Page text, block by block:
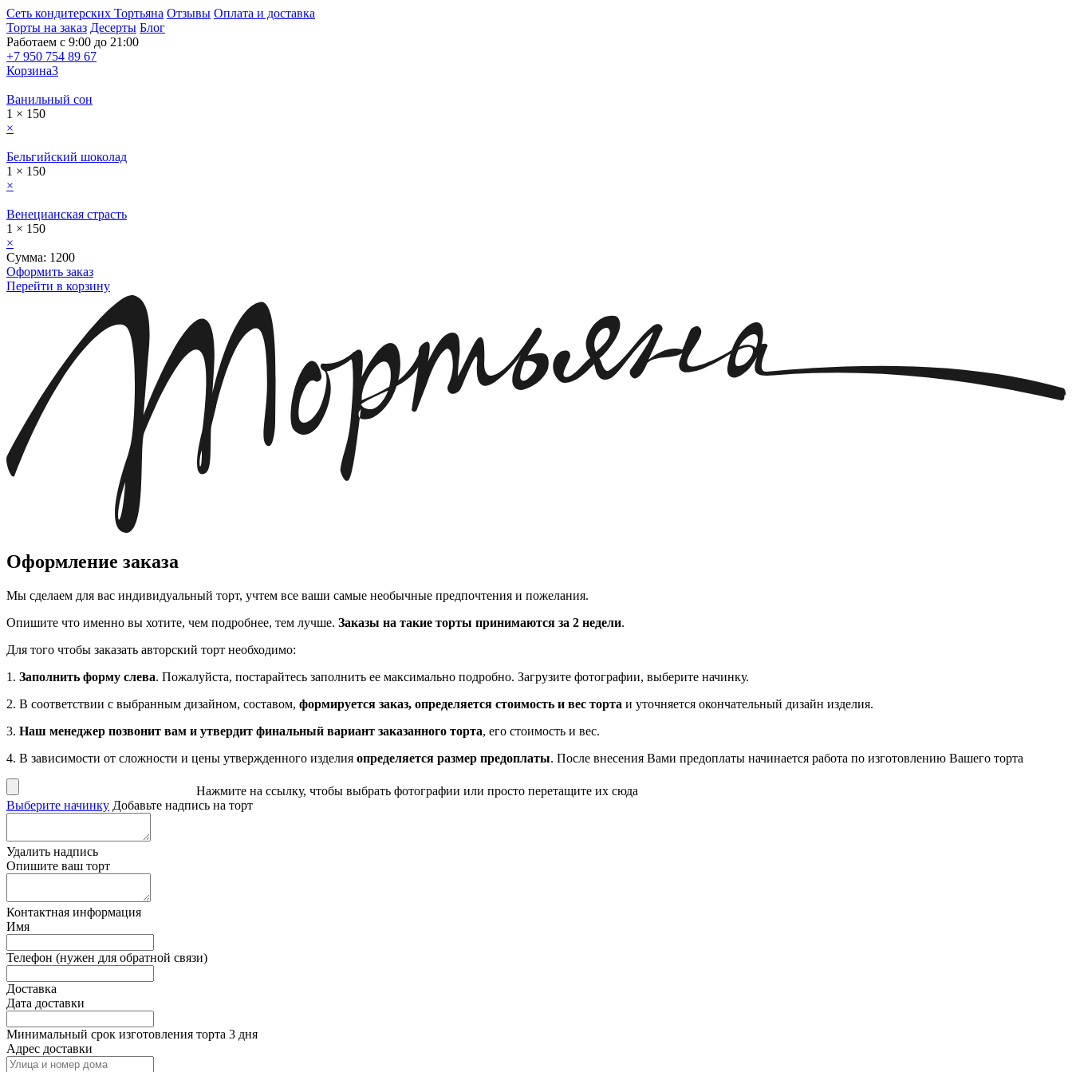
Сеть кондитерских Тортьяна Отзывы Оплата и доставка
Торты на заказ Десерты Блог
Работаем с 9:00 до 21:00
+7 950 754 89 67
Корзина3
Ванильный сон
1 × 150
×
Бельгийский шоколад
1 × 150
×
Венецианская страсть
1 × 150
×
Сумма: 1200
Оформить заказ
Перейти в корзину
Оформление заказа
Мы сделаем для вас индивидуальный торт, учтем все ваши самые необычные предпочтения и пожелания.
Опишите что именно вы хотите, чем подробнее, тем лучше. Заказы на такие торты принимаются за 2 недели.
Для того чтобы заказать авторский торт необходимо:
1. Заполнить форму слева. Пожалуйста, постарайтесь заполнить ее максимально подробно. Загрузите фотографии, выберите начинку.
2. В соответствии с выбранным дизайном, составом, формируется заказ, определяется стоимость и вес торта и уточняется окончательный дизайн изделия.
3. Наш менеджер позвонит вам и утвердит финальный вариант заказанного торта, его стоимость и вес.
4. В зависимости от сложности и цены утвержденного изделия определяется размер предоплаты. После внесения Вами предоплаты начинается работа по изготовлению Вашего торта
Нажмите на ссылку, чтобы выбрать фотографии или просто перетащите их сюда
Выберите начинку Добавьте надпись на торт
Удалить надпись
Опишите ваш торт
Контактная информация
Имя
Телефон (нужен для обратной связи)
Доставка
Дата доставки
Минимальный срок изготовления торта 3 дня
Адрес доставки